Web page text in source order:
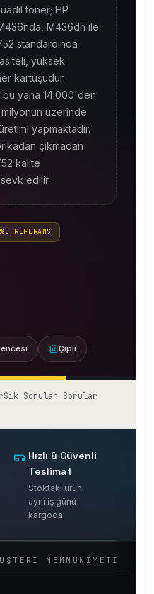
toner; HP
M436dn ile
standardında
yüksek
kartuşudur.
yana 14.000'den
üzerinde
yapmaktadır.
çıkmadan
kalite
edilir.
REFERANS
Çipli
Sık Sorulan Sorular
Hızlı & Güvenli
Teslimat
Stoktaki ürün
aynı iş günü
kargoda